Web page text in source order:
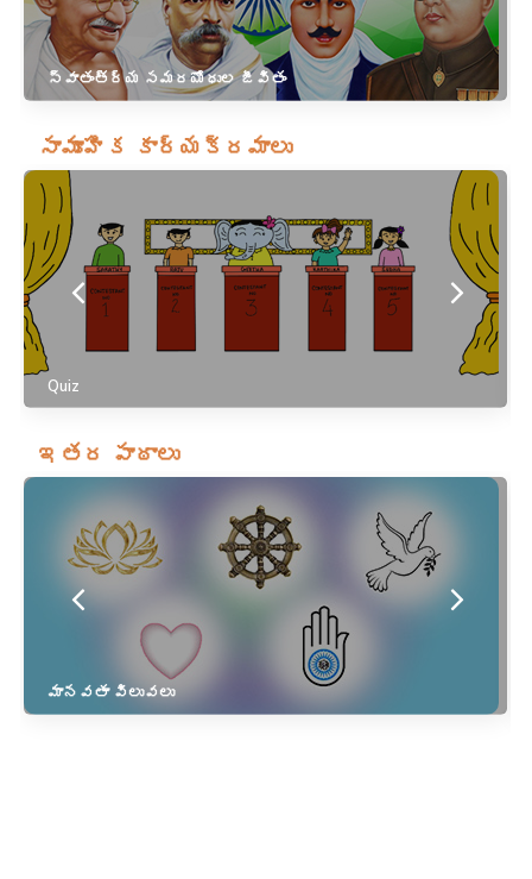
స్వాతంత్ర్య సమరయోధుల జీవితం
సామూహిక కార్యక్రమాలు
Quiz
ఇతర పాఠాలు
మానవతా విలువలు